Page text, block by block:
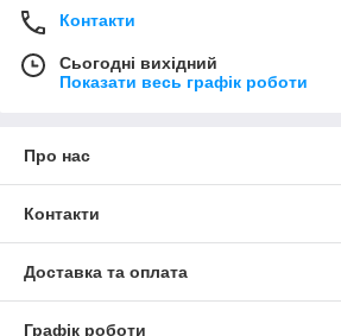
Контакти
Сьогодні вихідний
Показати весь графік роботи
Про нас
Контакти
Доставка та оплата
Графік роботи